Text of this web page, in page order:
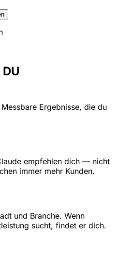
Ergebnisse, die du
empfehlen dich — nicht
immer mehr Kunden.
und Branche. Wenn
sucht, findet er dich.